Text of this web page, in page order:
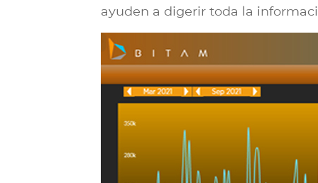
ayuden a digerir toda la